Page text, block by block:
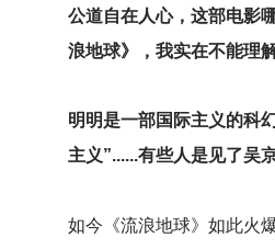
公道自在人心，这部电影
浪地球》，我实在不能理
明明是一部国际主义的科
主义”......有些人是见了吴
如今《流浪地球》如此火